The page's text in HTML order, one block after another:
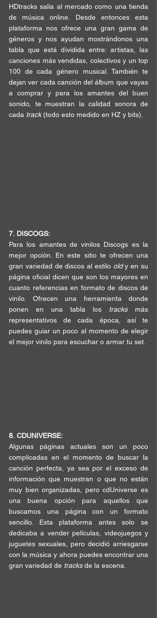
HDtracks salía al mercado como una tienda
de música online. Desde entonces esta
plataforma nos ofrece una gran gama de
géneros y nos ayudan mostrándonos una
tabla que está dividida entre: artistas, las
canciones más vendidas, colectivos y un top
100 de cada género musical. También te
dejan ver cada canción del álbum que vayas
a comprar y para los amantes del buen
sonido, te muestran la calidad sonora de
cada track (todo esto medido en HZ y bits).
7. DISCOGS:
Para los amantes de vinilos Discogs es la
mejor opción. En este sitio te ofrecen una
gran variedad de discos al estilo old y en su
página oficial dicen que son los mayores en
cuanto referencias en formato de discos de
vinilo. Ofrecen una herramienta donde
ponen en una tabla los tracks más
representativos de cada época , así te
puedes guiar un poco al momento de elegir
el mejor vinilo para escuchar o armar tu set
8. CDUNIVERSE:
Algunas páginas actuales son un poco
complicadas en el momento de buscar la
canción perfecta, ya sea por el exceso de
información que muestran o que no están
muy bien organizadas, pero cdUniverse es
una buena opción para aquellos que
buscamos una página con un formato
sencillo. Esta plataforma antes solo se
juguetes sexuales , pero decidió arriesgarse
con la música y ahora puedes encontrar una
gran variedad de tracks de la escena.